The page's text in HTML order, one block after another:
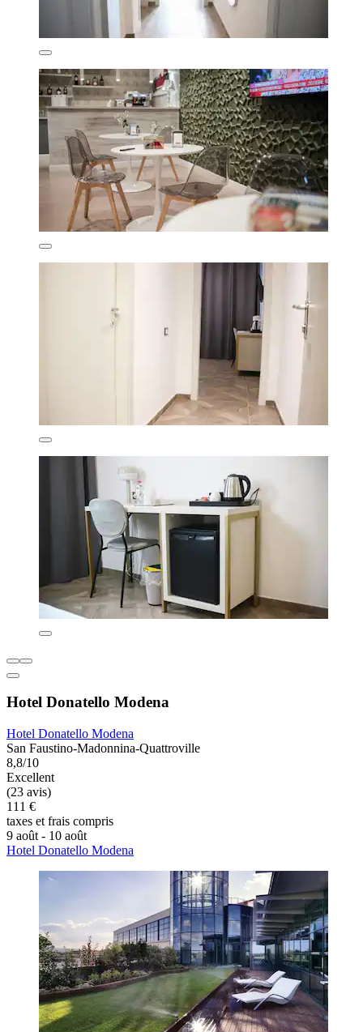
Hotel Donatello Modena
Hotel Donatello Modena
San Faustino-Madonnina-Quattroville
8,8/10
Excellent
(23 avis)
111 €
taxes et frais compris
9 août - 10 août
Hotel Donatello Modena